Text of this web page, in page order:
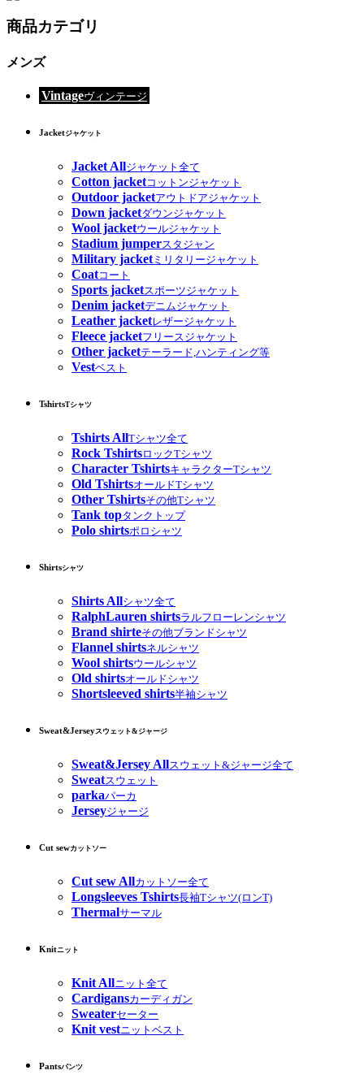
商品カテゴリ
メンズ
Vintageヴィンテージ
Jacketジャケット
Jacket Allジャケット全て
Cotton jacketコットンジャケット
Outdoor jacketアウトドアジャケット
Down jacketダウンジャケット
Wool jacketウールジャケット
Stadium jumperスタジャン
Military jacketミリタリージャケット
Coatコート
Sports jacketスポーツジャケット
Denim jacketデニムジャケット
Leather jacketレザージャケット
Fleece jacketフリースジャケット
Other jacketテーラード,ハンティング等
Vestベスト
TshirtsTシャツ
Tshirts AllTシャツ全て
Rock TshirtsロックTシャツ
Character TshirtsキャラクターTシャツ
Old TshirtsオールドTシャツ
Other Tshirtsその他Tシャツ
Tank topタンクトップ
Polo shirtsポロシャツ
Shirtsシャツ
Shirts Allシャツ全て
RalphLauren shirtsラルフローレンシャツ
Brand shirteその他ブランドシャツ
Flannel shirtsネルシャツ
Wool shirtsウールシャツ
Old shirtsオールドシャツ
Shortsleeved shirts半袖シャツ
Sweat&Jerseyスウェット&ジャージ
Sweat&Jersey Allスウェット&ジャージ全て
Sweatスウェット
parkaパーカ
Jerseyジャージ
Cut sewカットソー
Cut sew Allカットソー全て
Longsleeves Tshirts長袖Tシャツ(ロンT)
Thermalサーマル
Knitニット
Knit Allニット全て
Cardigansカーディガン
Sweaterセーター
Knit vestニットベスト
Pantsパンツ